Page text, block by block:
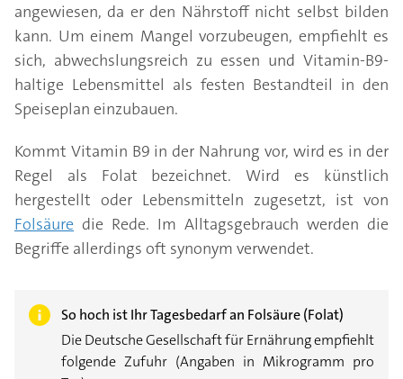
angewiesen, da er den Nährstoff nicht selbst bilden
kann. Um einem Mangel vorzubeugen, empfiehlt es
sich, abwechslungsreich zu essen und Vitamin-B9-
haltige Lebensmittel als festen Bestandteil in den
Speiseplan einzubauen.
Kommt Vitamin B9 in der Nahrung vor, wird es in der
Regel als Folat bezeichnet. Wird es künstlich
hergestellt oder Lebensmitteln zugesetzt, ist von
Folsäure die Rede. Im Alltagsgebrauch werden die
Begriffe allerdings oft synonym verwendet.
So hoch ist Ihr Tagesbedarf an Folsäure (Folat)
Die Deutsche Gesellschaft für Ernährung empfiehlt
folgende Zufuhr (Angaben in Mikrogramm pro